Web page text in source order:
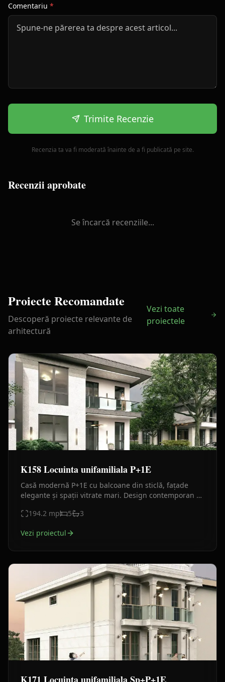
Comentariu *
Trimite Recenzie
Recenzia ta va fi moderată înainte de a fi publicată pe site.
Recenzii aprobate
Se încarcă recenziile...
Proiecte Recomandate
Descoperă proiecte relevante de
arhitectură
Vezi toate
proiectele
K158 Locuinta unifamiliala P+1E
Casă modernă P+1E cu balcoane din sticlă, fațade
elegante și spații vitrate mari. Design contemporan și
194.2 mp 5 3
Vezi proiectul